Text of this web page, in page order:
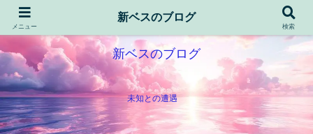
新ベスのブログ
未知との遭遇
メニュー
新ベスのブログ
検索